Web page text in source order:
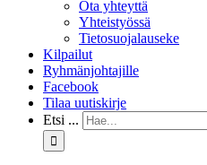
Ota yhteyttä
Yhteistyössä
Tietosuojalauseke
Kilpailut
Ryhmänjohtajille
Facebook
Tilaa uutiskirje
Etsi ...